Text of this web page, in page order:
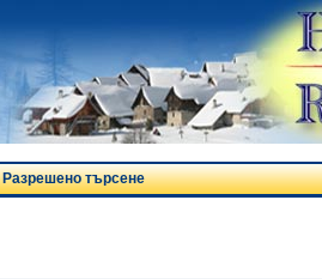
Разрешено търсене